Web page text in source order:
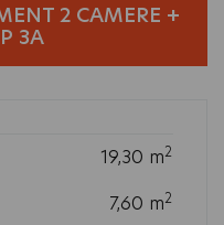
2 CAMERE +
3A
19,30 m2
7,60 m2